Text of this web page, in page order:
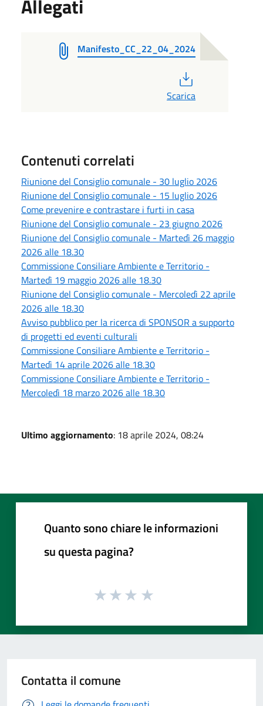
Allegati
Manifesto_CC_22_04_2024
Scarica
Contenuti correlati
Riunione del Consiglio comunale - 30 luglio 2026
Riunione del Consiglio comunale - 15 luglio 2026
Come prevenire e contrastare i furti in casa
Riunione del Consiglio comunale - 23 giugno 2026
Riunione del Consiglio comunale - Martedì 26 maggio
2026 alle 18.30
Commissione Consiliare Ambiente e Territorio -
Martedì 19 maggio 2026 alle 18.30
Riunione del Consiglio comunale - Mercoledì 22 aprile
2026 alle 18.30
Avviso pubblico per la ricerca di SPONSOR a supporto
di progetti ed eventi culturali
Commissione Consiliare Ambiente e Territorio -
Martedì 14 aprile 2026 alle 18.30
Commissione Consiliare Ambiente e Territorio -
Mercoledì 18 marzo 2026 alle 18.30
Ultimo aggiornamento: 18 aprile 2024, 08:24
Quanto sono chiare le informazioni
su questa pagina?
Contatta il comune